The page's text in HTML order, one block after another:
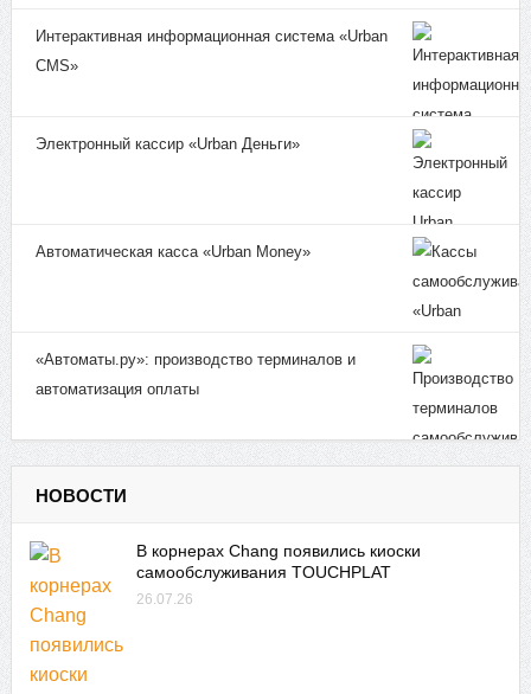
Интерактивная информационная система «Urban
CMS»
Электронный кассир «Urban Деньги»
Автоматическая касса «Urban Money»
«Автоматы.ру»: производство терминалов и
автоматизация оплаты
НОВОСТИ
В корнерах Chang появились киоски
самообслуживания TOUCHPLAT
26.07.26